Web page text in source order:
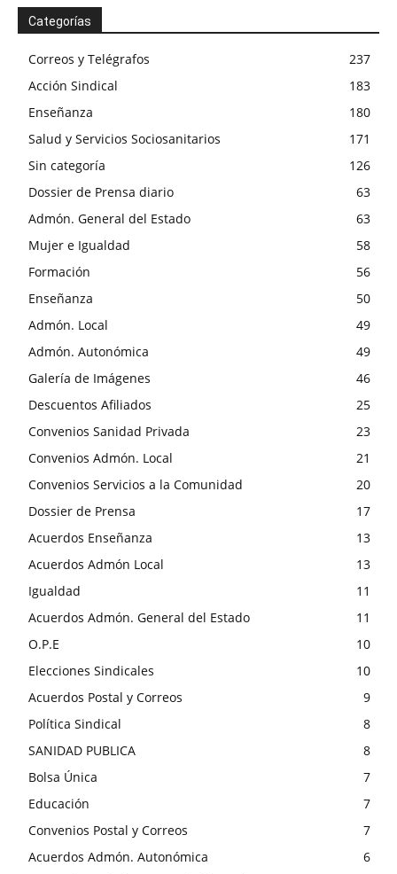
Categorías
Correos y Telégrafos
237
Acción Sindical
183
Enseñanza
180
Salud y Servicios Sociosanitarios
171
Sin categoría
126
Dossier de Prensa diario
63
Admón. General del Estado
63
Mujer e Igualdad
58
Formación
56
Enseñanza
50
Admón. Local
49
Admón. Autonómica
49
Galería de Imágenes
46
Descuentos Afiliados
25
Convenios Sanidad Privada
23
Convenios Admón. Local
21
Convenios Servicios a la Comunidad
20
Dossier de Prensa
17
Acuerdos Enseñanza
13
Acuerdos Admón Local
13
Igualdad
11
Acuerdos Admón. General del Estado
11
O.P.E
10
Elecciones Sindicales
10
Acuerdos Postal y Correos
9
Política Sindical
8
SANIDAD PUBLICA
8
Bolsa Única
7
Educación
7
Convenios Postal y Correos
7
Acuerdos Admón. Autonómica
6